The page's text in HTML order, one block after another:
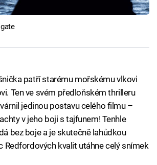
patří starému mořskému vlkovi
Ten ve svém předloňském thrilleru
jedinou postavu celého filmu –
v jeho boji s tajfunem! Tenhle
bez boje a je skutečně lahůdkou
Redfordových kvalit utáhne celý snímek